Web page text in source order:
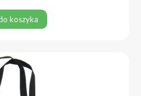
koszyka